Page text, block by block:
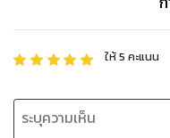
ให้5 คะแนน